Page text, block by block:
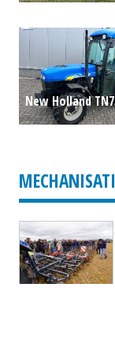
MAAIDEK (LIE)
New Holland